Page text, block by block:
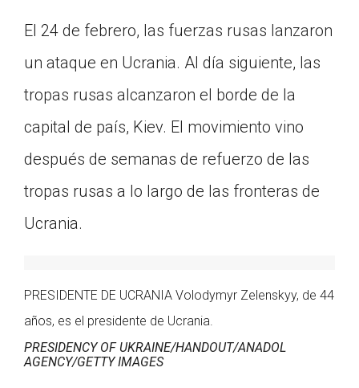
El 24 de febrero, las fuerzas rusas lanzaron
un ataque en Ucrania. Al día siguiente, las
tropas rusas alcanzaron el borde de la
capital de país, Kiev. El movimiento vino
después de semanas de refuerzo de las
tropas rusas a lo largo de las fronteras de
Ucrania.
PRESIDENTE DE UCRANIA Volodymyr Zelenskyy, de 44
años, es el presidente de Ucrania.
PRESIDENCY OF UKRAINE/HANDOUT/ANADOL
AGENCY/GETTY IMAGES
Click on the icon above to share the article with
creating an assignment or asking a question.